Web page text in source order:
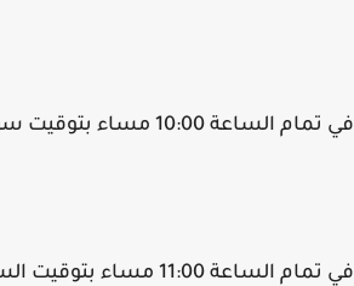
الساعة 10:00 مساء بتوقيت سوريا.
الساعة 11:00 مساء بتوقيت السعودية.